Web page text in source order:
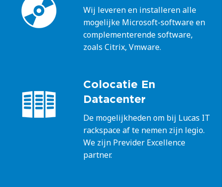
Wij leveren en installeren alle
mogelijke Microsoft-software en
complementerende software,
zoals Citrix, Vmware.
Colocatie En
Datacenter
De mogelijkheden om bij Lucas IT
rackspace af te nemen zijn legio.
We zijn Previder Excellence
partner.